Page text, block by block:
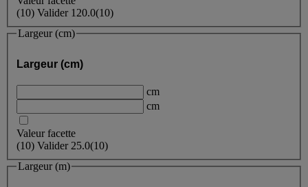
(10) Valider 120.0(10)
Largeur (cm)
Largeur (cm)
cm
cm
Valeur facette
(10) Valider 25.0(10)
Largeur (m)